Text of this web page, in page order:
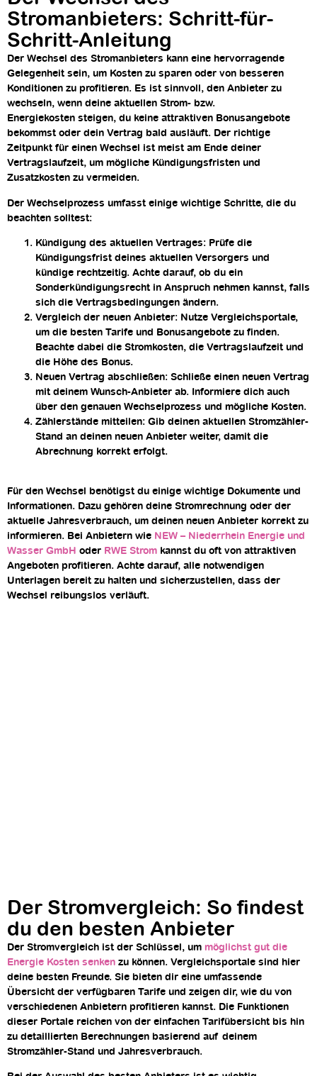
Stromanbieters: Schritt-für-
Schritt-Anleitung
Der Wechsel des Stromanbieters kann eine hervorragende
Gelegenheit sein, um Kosten zu sparen oder von besseren
Konditionen zu profitieren. Es ist sinnvoll, den Anbieter zu
wechseln, wenn deine aktuellen Strom- bzw.
Energiekosten steigen, du keine attraktiven Bonusangebote
bekommst oder dein Vertrag bald ausläuft. Der richtige
Zeitpunkt für einen Wechsel ist meist am Ende deiner
Vertragslaufzeit, um mögliche Kündigungsfristen und
Zusatzkosten zu vermeiden.
Der Wechselprozess umfasst einige wichtige Schritte, die du
beachten solltest:
Kündigung des aktuellen Vertrages: Prüfe die
Kündigungsfrist deines aktuellen Versorgers und
kündige rechtzeitig. Achte darauf, ob du ein
Sonderkündigungsrecht in Anspruch nehmen kannst, falls
sich die Vertragsbedingungen ändern.
Vergleich der neuen Anbieter: Nutze Vergleichsportale,
um die besten Tarife und Bonusangebote zu finden.
Beachte dabei die Stromkosten, die Vertragslaufzeit und
die Höhe des Bonus.
Neuen Vertrag abschließen: Schließe einen neuen Vertrag
mit deinem Wunsch-Anbieter ab. Informiere dich auch
über den genauen Wechselprozess und mögliche Kosten.
Zählerstände mitteilen: Gib deinen aktuellen Stromzähler-
Stand an deinen neuen Anbieter weiter, damit die
Abrechnung korrekt erfolgt.
Für den Wechsel benötigst du einige wichtige Dokumente und
Informationen. Dazu gehören deine Stromrechnung oder der
aktuelle Jahresverbrauch, um deinen neuen Anbieter korrekt zu
informieren. Bei Anbietern wie NEW – Niederrhein Energie und
Wasser GmbH oder RWE Strom kannst du oft von attraktiven
Angeboten profitieren. Achte darauf, alle notwendigen
Unterlagen bereit zu halten und sicherzustellen, dass der
Wechsel reibungslos verläuft.
Der Stromvergleich: So findest
du den besten Anbieter
Der Stromvergleich ist der Schlüssel, um möglichst gut die
Energie Kosten senken zu können. Vergleichsportale sind hier
deine besten Freunde. Sie bieten dir eine umfassende
Übersicht der verfügbaren Tarife und zeigen dir, wie du von
verschiedenen Anbietern profitieren kannst. Die Funktionen
dieser Portale reichen von der einfachen Tarifübersicht bis hin
zu detaillierten Berechnungen basierend auf deinem
Stromzähler-Stand und Jahresverbrauch.